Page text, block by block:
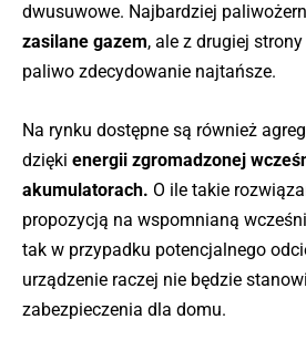
dwusuwowe. Najbardziej
zasilane gazem, ale z drugiej
paliwo zdecydowanie najtańsze.
Na rynku dostępne są również
dzięki energii zgromadzonej
akumulatorach. O ile takie
propozycją na wspomnianą
tak w przypadku potencjalnego
urządzenie raczej nie będzie
zabezpieczenia dla domu.